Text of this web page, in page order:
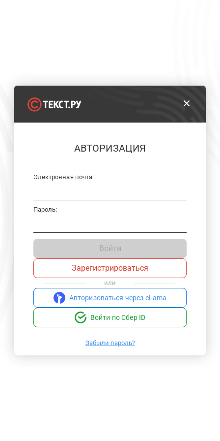
АВТОРИЗАЦИЯ
Электронная почта:
Пароль:
Войти
Зарегистрироваться
или
Авторизоваться через eLama
Войти по Сбер ID
Забыли пароль?